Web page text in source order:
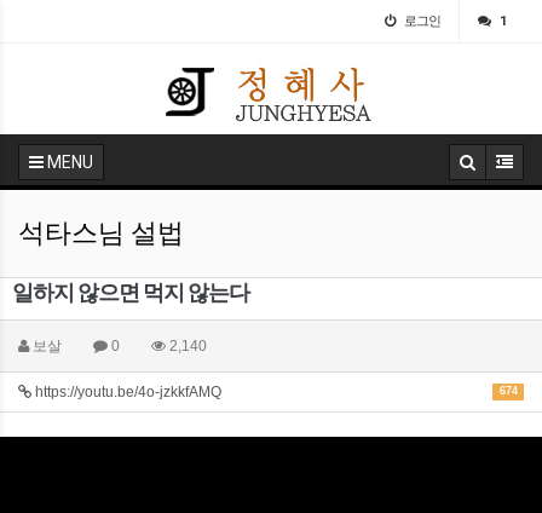
로그인 1
MENU
석타스님 설법
일하지 않으면 먹지 않는다
보살 0 2,140
674
https://youtu.be/4o-jzkkfAMQ